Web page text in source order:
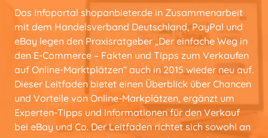
Das Infoportal shopanbieter.de in Zusammenarbeit
mit dem Handelsverband Deutschland, PayPal und
eBay legen den Praxisratgeber „Der einfache Weg in
den E-Commerce – Fakten und Tipps zum Verkaufen
auf Online-Marktplätzen“ auch in 2015 wieder neu auf.
Dieser Leitfaden bietet einen Überblick über Chancen
und Vorteile von Online-Markplätzen, ergänzt um
Experten-Tipps und Informationen für den Verkauf
bei eBay und Co. Der Leitfaden richtet sich sowohl an